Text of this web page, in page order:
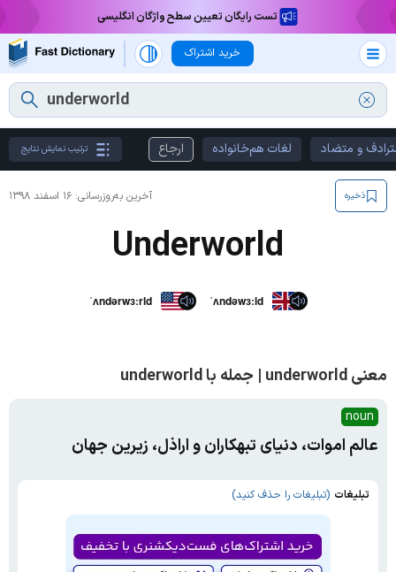
تست رایگان تعیین سطح واژگان انگلیسی
خرید اشتراک
و متضاد لغات هم‌خانواده ارجاع ترتیب نمایش نتایج
آخرین به‌روزرسانی: ۱۶ اسفند ۱۳۹۸ ذخیره
Underworld
ˈʌndərwɜːrld ˈʌndəwɜːld
معنی underworld | جمله با underworld
noun
عالم اموات، دنیای تبهکاران و اراذل، زیرین جهان
تبلیغات (تبلیغات را حذف کنید)